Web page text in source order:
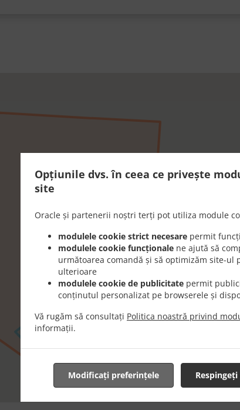
Opțiunile dvs. în ceea ce privește
site
Oracle și partenerii noștri terți pot utiliza module
modulele cookie strict necesare permit
modulele cookie funcționale ne ajută să
următoarea comandă și să optimizăm site-
ulterioare
modulele cookie de publicitate permit
conținutul personalizat pe browserele și
Vă rugăm să consultați Politica noastră privind
informații.
Modificați preferințele